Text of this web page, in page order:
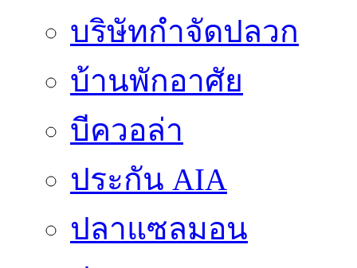
บริษัทกำจัดปลวก
บ้านพักอาศัย
บีควอล่า
ประกัน AIA
ปลาแซลมอน